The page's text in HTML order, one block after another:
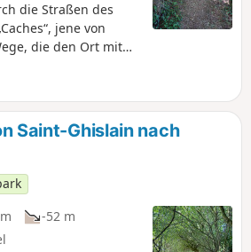
die Straßen des
jene von
die den Ort mit
entlanggeführt,
Regenwetter ist das
Schuhen
Saint-Ghislain nach
-52 m